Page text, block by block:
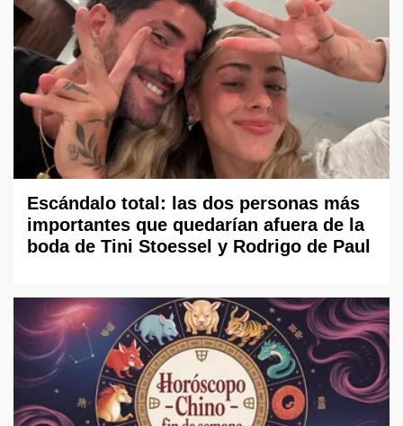
Escándalo total: las dos personas más
importantes que quedarían afuera de la
boda de Tini Stoessel y Rodrigo de Paul